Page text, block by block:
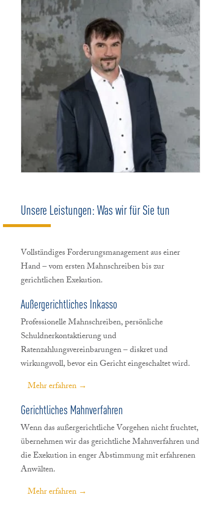
Unsere Leistungen: Was wir für Sie tun
Vollständiges Forderungsmanagement aus einer
Hand – vom ersten Mahnschreiben bis zur
gerichtlichen Exekution.
Außergerichtliches Inkasso
Professionelle Mahnschreiben, persönliche
Schuldnerkontaktierung und
Ratenzahlungsvereinbarungen – diskret und
wirkungsvoll, bevor ein Gericht eingeschaltet wird.
Mehr erfahren →
Gerichtliches Mahnverfahren
Wenn das außergerichtliche Vorgehen nicht fruchtet,
übernehmen wir das gerichtliche Mahnverfahren und
die Exekution in enger Abstimmung mit erfahrenen
Anwälten.
Mehr erfahren →